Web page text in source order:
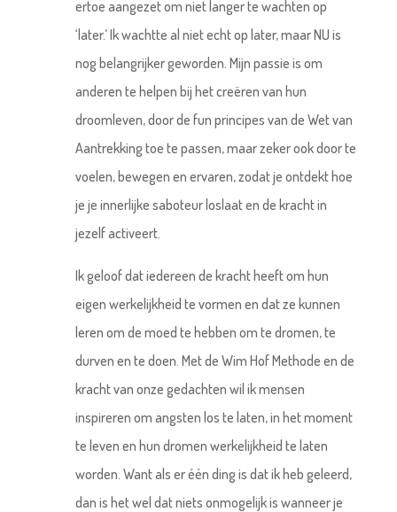
ertoe aangezet om niet langer te wachten op
‘later.’ Ik wachtte al niet echt op later, maar NU is
nog belangrijker geworden. Mijn passie is om
anderen te helpen bij het creëren van hun
droomleven, door de fun principes van de Wet van
Aantrekking toe te passen, maar zeker ook door te
voelen, bewegen en ervaren, zodat je ontdekt hoe
je je innerlijke saboteur loslaat en de kracht in
jezelf activeert.
Ik geloof dat iedereen de kracht heeft om hun
eigen werkelijkheid te vormen en dat ze kunnen
leren om de moed te hebben om te dromen, te
durven en te doen. Met de Wim Hof Methode en de
kracht van onze gedachten wil ik mensen
inspireren om angsten los te laten, in het moment
te leven en hun dromen werkelijkheid te laten
worden. Want als er één ding is dat ik heb geleerd,
dan is het wel dat niets onmogelijk is wanneer je